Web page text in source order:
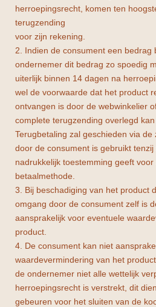
herroepingsrecht, komen ten
terugzending
voor zijn rekening.
2. Indien de consument een bedrag
ondernemer dit bedrag zo spoedig
uiterlijk binnen 14 dagen na
wel de voorwaarde dat het product
ontvangen is door de webwinkelier
complete terugzending overlegd kan
Terugbetaling zal geschieden via
door de consument is gebruikt
nadrukkelijk toestemming geeft
betaalmethode.
3. Bij beschadiging van het product
omgang door de consument zelf is
aansprakelijk voor eventuele
product.
4. De consument kan niet
waardevermindering van het
de ondernemer niet alle wettelijk
herroepingsrecht is verstrekt, dit
gebeuren voor het sluiten van de